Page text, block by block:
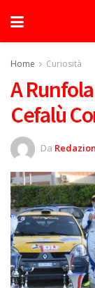
Home Curiosità
A
Cefalù
Da